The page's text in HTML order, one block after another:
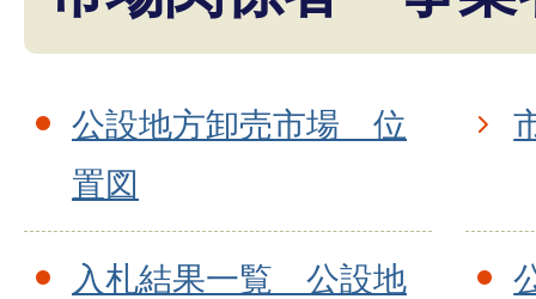
公設地方卸売市場 位
置図
入札結果一覧 公設地